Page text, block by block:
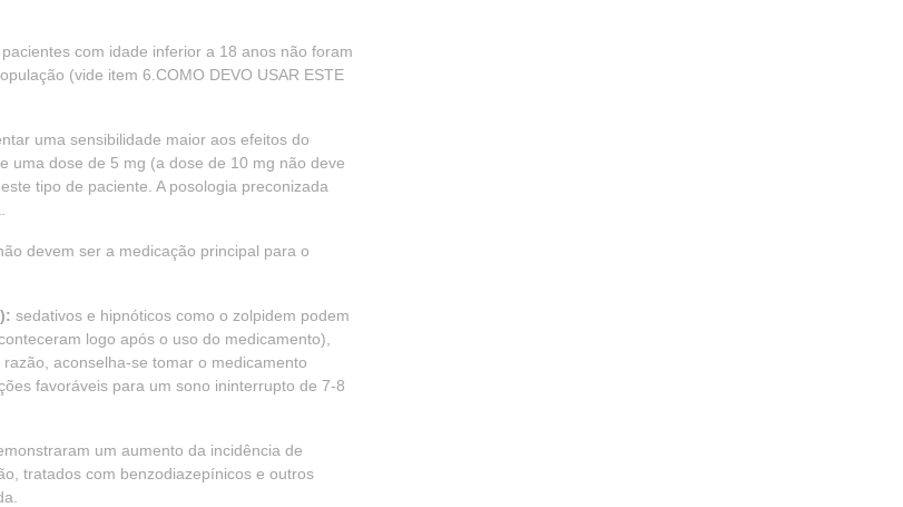
com idade inferior a 18 anos não foram
(vide item 6.COMO DEVO USAR ESTE
uma sensibilidade maior aos efeitos do
uma dose de 5 mg (a dose de 10 mg não deve
tipo de paciente. A posologia preconizada
devem ser a medicação principal para o
sedativos e hipnóticos como o zolpidem podem
logo após o uso do medicamento),
aconselha-se tomar o medicamento
favoráveis para um sono ininterrupto de 7-8
um aumento da incidência de
tratados com benzodiazepínicos e outros